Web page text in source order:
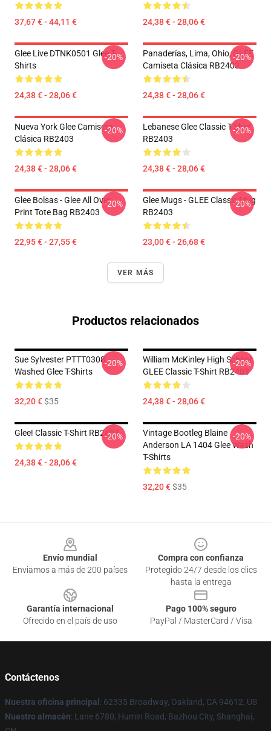
37,67 € - 44,11 € 24,38 € - 28,06 €
Glee Live DTNK0501 Glee T-
Shirts
24,38 € - 28,06 €
-20%
Panaderías, Lima, Ohio, GLEE
Camiseta Clásica RB2403
24,38 € - 28,06 €
-20%
Nueva York Glee Camiseta
Clásica RB2403
24,38 € - 28,06 €
-20%
Lebanese Glee Classic T-Shirt
RB2403
24,38 € - 28,06 €
-20%
Glee Bolsas - Glee All Over
Print Tote Bag RB2403
22,95 € - 27,55 €
-20%
Glee Mugs - GLEE Classic Mug
RB2403
23,00 € - 26,68 €
-20%
VER MÁS
Productos relacionados
Sue Sylvester PTTT0308
Washed Glee T-Shirts
32,20 €$35
-20%
William McKinley High School
GLEE Classic T-Shirt RB2403
24,38 € - 28,06 €
-20%
Glee! Classic T-Shirt RB2403
24,38 € - 28,06 €
-20%
Vintage Bootleg Blaine
Anderson LA 1404 Glee Wash
T-Shirts
32,20 €$35
-20%
Envío mundial
Enviamos a más de 200 países
Compra con confianza
Protegido 24/7 desde los clics
hasta la entrega
Garantía internacional
Ofrecido en el país de uso
Pago 100% seguro
PayPal / MasterCard / Visa
Contáctenos
Nuestra oficina principal : 62335 Broadway, Oakland, CA 94612, US
Nuestro almacén: Lane 6780, Humin Road, Bazhou City, Shanghai,